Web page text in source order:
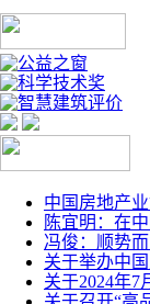
中国房地产
陈宜明：在
冯俊：顺势
关于举办中
关于2024年7